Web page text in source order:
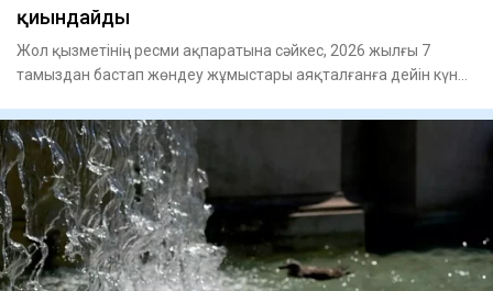
қиындайды
Жол қызметінің ресми ақпаратына сәйкес, 2026 жылғы 7
тамыздан бастап жөндеу жұмыстары аяқталғанға дейін күн